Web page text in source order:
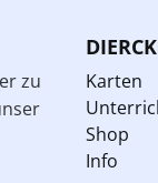
zu
Karten
Shop
Info